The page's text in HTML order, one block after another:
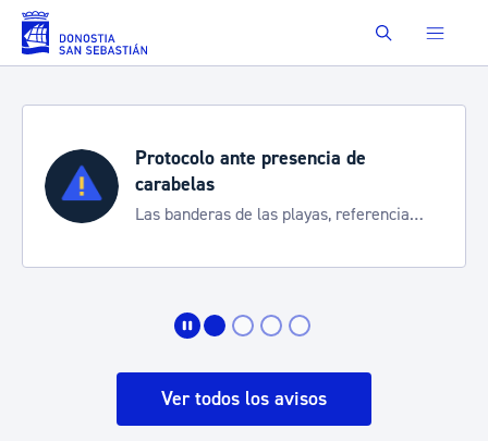
Saltar al contenido principal Buscar
Protocolo ante presencia de
carabelas
Las banderas de las playas, referencia
Ver todos los avisos